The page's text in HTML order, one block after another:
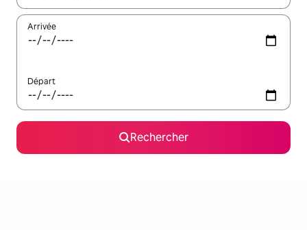
Arrivée
Départ
Rechercher